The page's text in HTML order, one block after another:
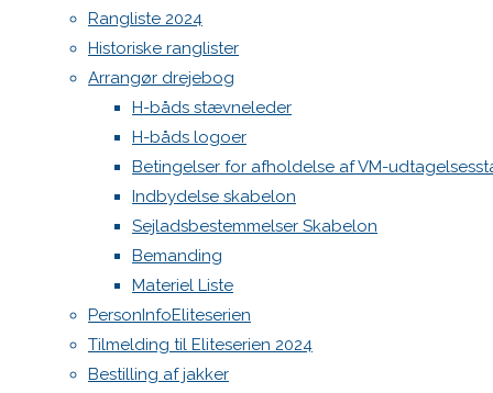
Rangliste 2024
Historiske ranglister
Arrangør drejebog
H-båds stævneleder
H-båds logoer
Betingelser for afholdelse af VM-
Indbydelse skabelon
Sejladsbestemmelser Skabelon
Bemanding
Materiel Liste
PersonInfoEliteserien
Tilmelding til Eliteserien 2024
Bestilling af jakker
svar
Din e-
mailadresse
vil ikke
blive
publiceret.
Krævede
felter er
markeret
med*